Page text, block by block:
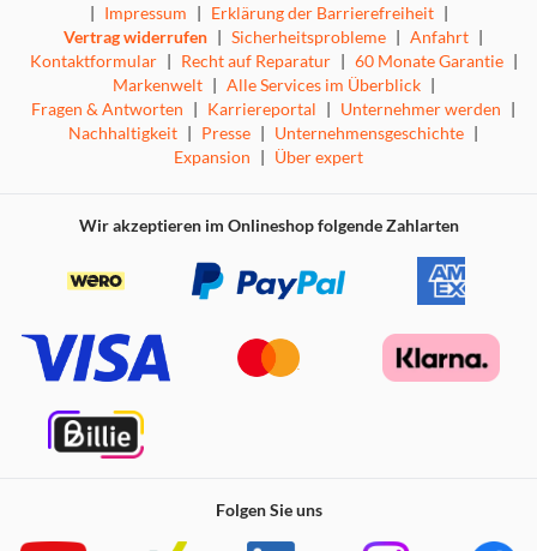
| Impressum | Erklärung der Barrierefreiheit |
Vertrag widerrufen | Sicherheitsprobleme | Anfahrt |
Kontaktformular | Recht auf Reparatur | 60 Monate Garantie |
Markenwelt | Alle Services im Überblick |
Fragen & Antworten | Karriereportal | Unternehmer werden |
Nachhaltigkeit | Presse | Unternehmensgeschichte |
Expansion | Über expert
Wir akzeptieren im Onlineshop folgende Zahlarten
Folgen Sie uns